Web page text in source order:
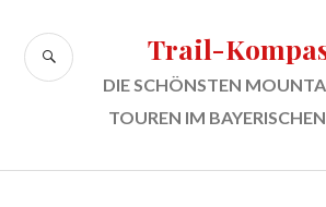
Inhalt
springen
Trail-
DIE SCHÖNSTEN
TOUREN IM
SUCHE